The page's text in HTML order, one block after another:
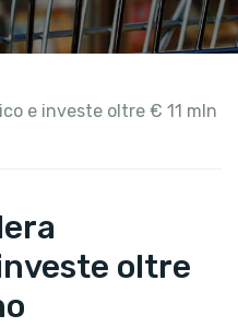
e investe oltre € 11 mln
oltre